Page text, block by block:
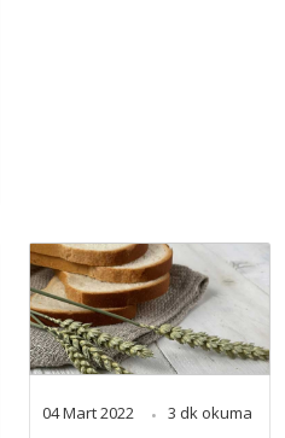
04 Mart 2022
3 dk okuma